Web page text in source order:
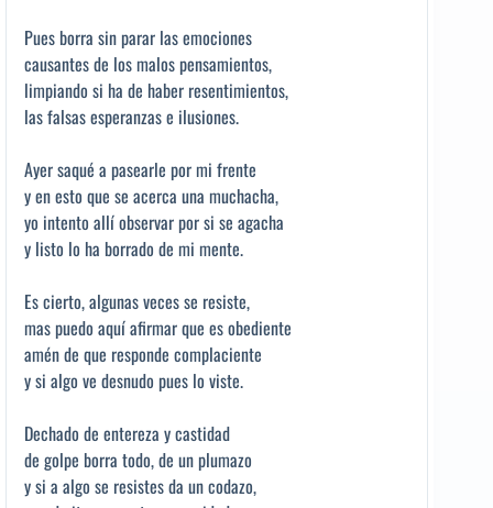
Pues borra sin parar las emociones
causantes de los malos pensamientos,
limpiando si ha de haber resentimientos,
las falsas esperanzas e ilusiones.
Ayer saqué a pasearle por mi frente
y en esto que se acerca una muchacha,
yo intento allí observar por si se agacha
y listo lo ha borrado de mi mente.
Es cierto, algunas veces se resiste,
mas puedo aquí afirmar que es obediente
amén de que responde complaciente
y si algo ve desnudo pues lo viste.
Dechado de entereza y castidad
de golpe borra todo, de un plumazo
y si a algo se resistes da un codazo,